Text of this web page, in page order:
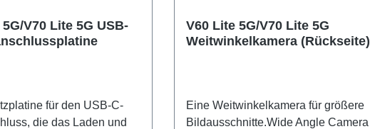
V70 Lite 5G USB-
für den USB-C-
die das Laden und
V60 Lite 5G/V70 Lite 5G
Weitwinkelkamera (Rückseite)
Eine Weitwinkelkamera für größere
Bildausschnitte.Wide Angle Camera